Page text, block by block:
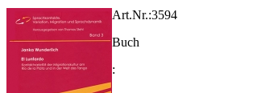
Art.Nr.:3594
Buch
: